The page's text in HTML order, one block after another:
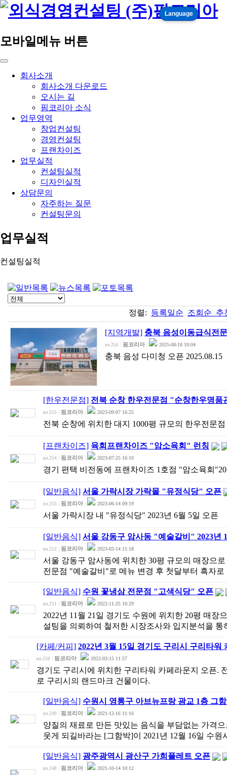
Language
모바일메뉴 버튼
회사소개
회사소개 다운로드
오시는 길
핌코리아 소식
업무영역
창업컨설팅
경영컨설팅
프랜차이즈
업무실적
컨설팅실적
디자인실적
상담문의
자주하는 질문
컨설팅문의
업무실적
컨설팅실적
정렬: 등록일순 조회순 추
[지역개발] 충북 음성이동급식전
no.256 핌코리아 2025-08-18 10:04
충북 음성 다미청 오픈 2025.08.15
[한우전문점] 전북 순창 한우전문점 "순창한우명품
no.255 핌코리아 2023-09-07 16:25
전북 순창에 위치한 대지 1000평 규모의 한우전문
[프랜차이즈] 육회프랜차이즈 "암소육회" 런칭
no.254 핌코리아 2023-07-25 16:10
경기 편택 비전동에 프랜차이즈 1호점 "암소육회
[일반음식] 서울 가락시장 가락몰 "유정식당" 오픈
no.253 핌코리아 2023-06-14 09:19
서울 가락시장 내 "유정식당" 2023년 6월 5일 오픈
[일반음식] 서울 강동구 암사동 "예술갈비" 2023년
no.252 핌코리아 2023-03-14 11:18
서울 강동구 암사동에 위치한 30평 규모의 매장으
전문점 "예술갈비"로 메뉴 변경 후 첫달부터 흑자로
[일반음식] 수원 꽃냉삼 전문점 "고색식당" 오픈
no.251 핌코리아 2022-11-25 10:29
2022년 11월 21일 경기도 수원에 위치한 20평 매장
설팅을 의뢰하여 철저한 시장조사와 입지분석을
[카페/커피] 2022년 3월 15일 경기도 구리시 구리타
no.250 핌코리아 2022-03-15 11:57
경기도 구리시에 위치한 구리타워 카페라운지 오픈.
로 구리시의 랜드마크 건물이다.
[일반음식] 수원시 영통구 아브뉴프랑 광교 1층 그
no.249 핌코리아 2021-12-16 11:16
양질의 재료로 만든 맛있는 음식을 부담없는 가격
웃게 되길바라는 [그함박]이 2021년 12월 16일 수
[일반음식] 광주광역시 광산구 가희플레트 오픈
no.248 핌코리아 2021-10-14 10:12